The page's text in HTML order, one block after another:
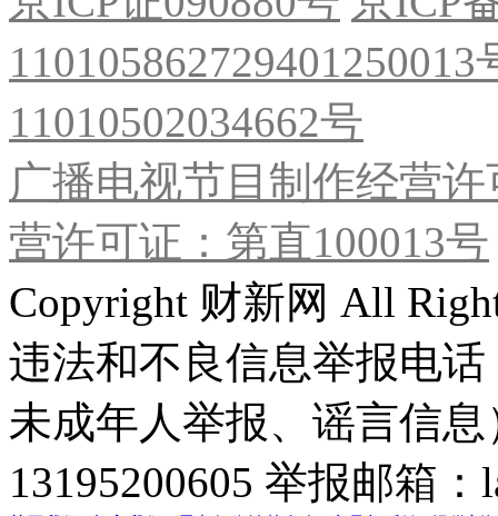
11010502034662号
广播电视节目制作经营
营许可证：第直100013号
Copyright 财新网 All
违法和不良信息举报电
未成年人举报、谣言信
13195200605 举报邮箱